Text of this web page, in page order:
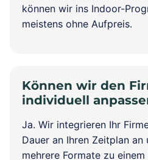
können wir ins Indoor-
meistens ohne Aufpreis.
Können wir den
individuell
Ja. Wir integrieren Ihr
Dauer an Ihren Zeitplan
mehrere Formate zu